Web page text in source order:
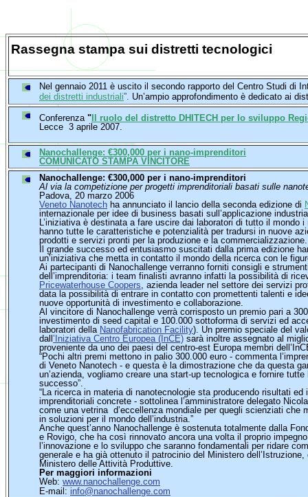
Rassegna stampa sui distretti tecnologici
Nel gennaio 2011 è uscito il secondo rapporto del Centro Studi di
dei distretti industriali”. Un’ampio approfondimento è dedicato ai
Conferenza "Il ruolo del distretto DHITECH per lo sviluppo
Lecce 3 aprile 2007.
Nanochallenge: €300,000 per i nano-imprenditori
COMUNICATO STAMPA VINCITORE
Nanochallenge: €300,000 per i nano-imprenditori
Al via la competizione per progetti imprenditoriali basati sulle
Padova, 20 marzo 2006
Veneto Nanotech ha annunciato il lancio della seconda edizione di
internazionale per idee di business basati sull’applicazione
L’iniziativa è destinata a fare uscire dai laboratori di tutto il mondo
hanno tutte le caratteristiche e potenzialità per tradursi in nuove
prodotti e servizi pronti per la produzione e la commercializzazione.
Il grande successo ed entusiasmo suscitati dalla prima edizione
un’iniziativa che metta in contatto il mondo della ricerca con le
Ai partecipanti di Nanochallenge verranno forniti consigli e
dell’imprenditoria: i team finalisti avranno infatti la possibilità di
Pricewaterhouse Coopers , azienda leader nel settore dei servizi
data la possibilità di entrare in contatto con promettenti talenti e
nuove opportunità di investimento e collaborazione.
Al vincitore di Nanochallenge verrà corrisposto un premio pari a
investimento di seed capital e 100.000 sottoforma di servizi ed
laboratori della Nanofabrication Facility). Un premio speciale del
dall’Iniziativa Centro Europea (InCE) sarà inoltre assegnato al
proveniente da uno dei paesi del centro-est Europa membri
“Pochi altri premi mettono in palio 300.000 euro - commenta
di Veneto Nanotech - e questa è la dimostrazione che da questa
un’azienda, vogliamo creare una start-up tecnologica e fornire
successo”.
“La ricerca in materia di nanotecnologie sta producendo risultati
imprenditoriali concrete - sottolinea l’amministratore delegato
come una vetrina d’eccellenza mondiale per quegli scienziati che
in soluzioni per il mondo dell’industria.”
Anche quest’anno Nanochallenge è sostenuta totalmente dalla
e Rovigo, che ha così rinnovato ancora una volta il proprio
l’innovazione e lo sviluppo che saranno fondamentali per ridare
generale e ha già ottenuto il patrocinio del Ministero
Ministero delle Attività Produttive.
Per maggiori informazioni
Web: www.nanochallenge.com
E-mail: info@nanochallenge.com